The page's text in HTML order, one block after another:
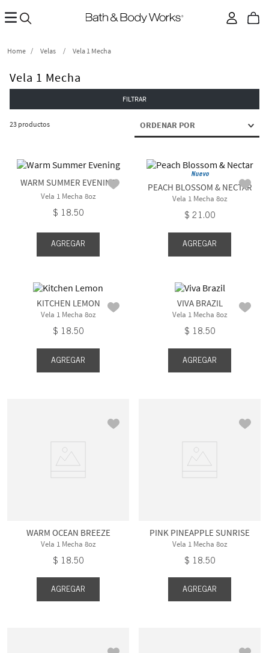
Velas Vela 1 Mecha
Vela 1 Mecha
FILTRAR
23 productos ORDENAR POR
WARM SUMMER EVENING
Vela 1 Mecha 8oz
$ 18.50
AGREGAR
Nuevo
PEACH BLOSSOM & NECTAR
Vela 1 Mecha 8oz
$ 21 .00
AGREGAR
KITCHEN LEMON
Vela 1 Mecha 8oz
$ 18.50
AGREGAR
VIVA BRAZIL
Vela 1 Mecha 8oz
$ 18.50
AGREGAR
WARM OCEAN BREEZE
Vela 1 Mecha 8oz
$ 18.50
AGREGAR
PINK PINEAPPLE SUNRISE
Vela 1 Mecha 8oz
$ 18.50
AGREGAR